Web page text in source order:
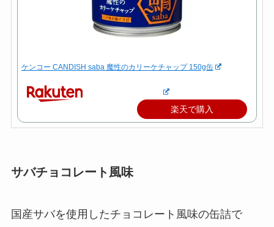
ケンコー CANDISH saba 魔性のカリーケチャップ 150g缶
楽天で購入
サバチョコレート風味
国産サバを使用したチョコレート風味の缶詰で